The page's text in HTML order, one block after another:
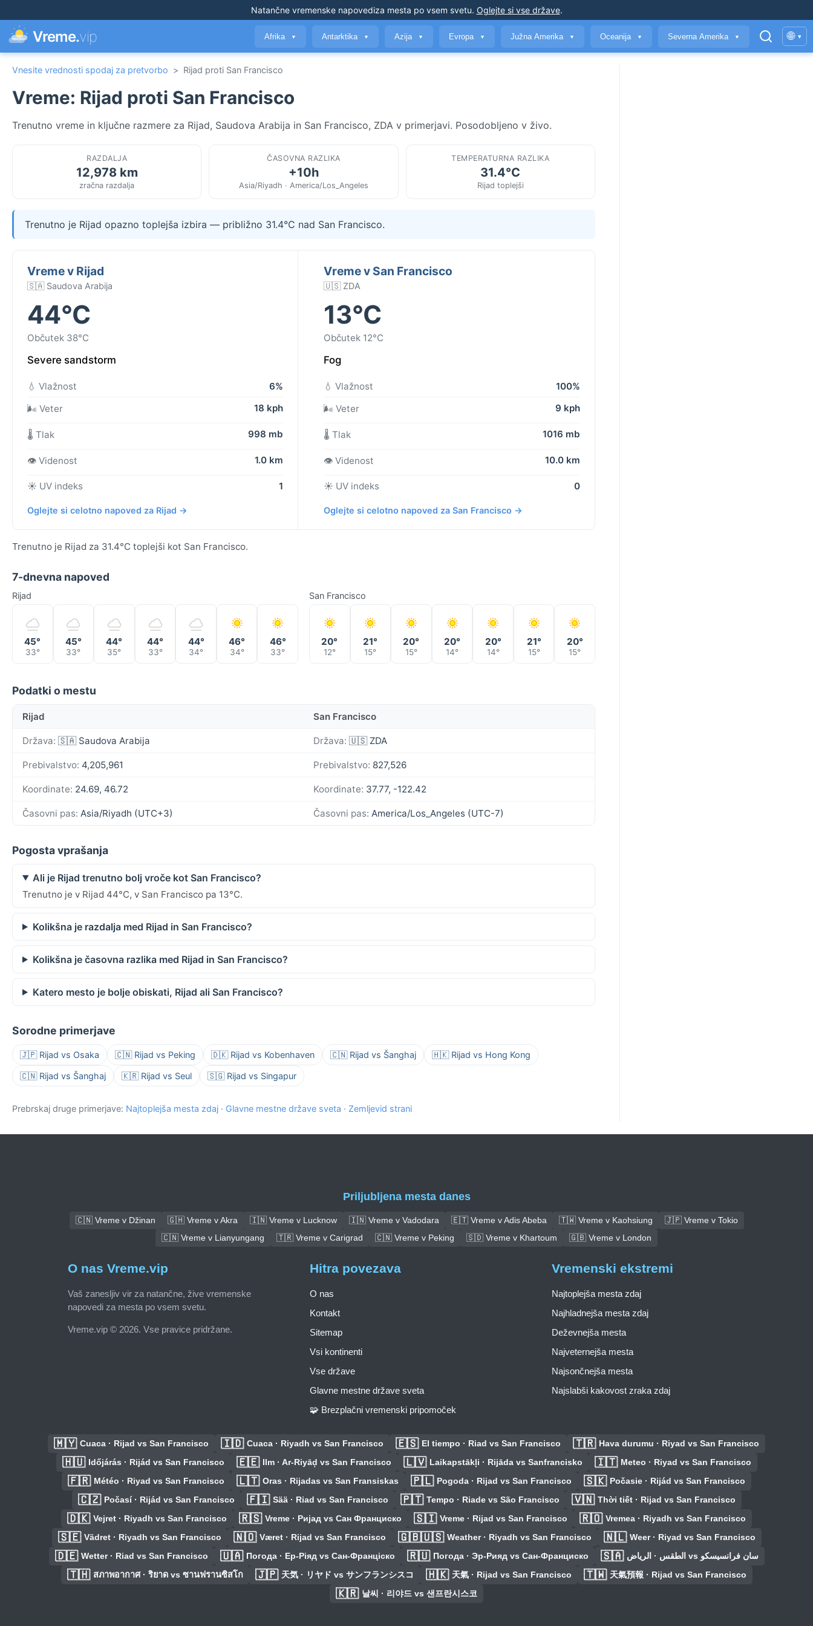
Natančne vremenske napovediza mesta po vsem svetu. Oglejte si vse države.
Vreme.vip Afrika ▼ Antarktika ▼ Azija ▼ Evropa ▼ Južna Amerika ▼ Oceanija ▼ Severna Amerika ▼ 🌐 ▾
Vnesite vrednosti spodaj za pretvorbo > Rijad proti San Francisco
Vreme: Rijad proti San Francisco
Trenutno vreme in ključne razmere za Rijad, Saudova Arabija in San Francisco, ZDA v primerjavi. Posodobljeno v živo.
RAZDALJA
12,978 km
zračna razdalja
ČASOVNA RAZLIKA
+10h
Asia/Riyadh · America/Los_Angeles
TEMPERATURNA RAZLIKA
31.4°C
Rijad toplejši
Trenutno je Rijad opazno toplejša izbira — približno 31.4°C nad San Francisco.
Vreme v Rijad
🇸🇦 Saudova Arabija
44°C
Občutek 38°C
Severe sandstorm
💧 Vlažnost
6%
🌬️ Veter
18 kph
🌡️ Tlak 998 mb
👁️ Videnost 1.0 km
☀️ UV indeks 1
Oglejte si celotno napoved za Rijad →
Vreme v San Francisco
🇺🇸 ZDA
13°C
Občutek 12°C
Fog
💧 Vlažnost
100%
🌬️ Veter
9 kph
🌡️ Tlak 1016 mb
👁️ Videnost 10.0 km
☀️ UV indeks 0
Oglejte si celotno napoved za San Francisco →
Trenutno je Rijad za 31.4°C toplejši kot San Francisco.
7-dnevna napoved
Rijad
45°
33°
45°
33°
44°
35°
44°
33°
44°
34°
46°
34°
46°
33°
San Francisco
20°
12°
21°
15°
20°
15°
20°
14°
20°
14°
21°
15°
20°
15°
Podatki o mestu
Rijad San Francisco
Država: 🇸🇦 Saudova Arabija Država: 🇺🇸 ZDA
Prebivalstvo: 4,205,961 Prebivalstvo: 827,526
Koordinate: 24.69, 46.72 Koordinate: 37.77, -122.42
Časovni pas: Asia/Riyadh (UTC+3) Časovni pas: America/Los_Angeles (UTC-7)
Pogosta vprašanja
Ali je Rijad trenutno bolj vroče kot San Francisco?
Trenutno je v Rijad 44°C, v San Francisco pa 13°C.
Kolikšna je razdalja med Rijad in San Francisco?
Kolikšna je časovna razlika med Rijad in San Francisco?
Katero mesto je bolje obiskati, Rijad ali San Francisco?
Sorodne primerjave
🇯🇵 Rijad vs Osaka 🇨🇳 Rijad vs Peking 🇩🇰 Rijad vs Kobenhaven 🇨🇳 Rijad vs Šanghaj 🇭🇰 Rijad vs Hong Kong
🇨🇳 Rijad vs Šanghaj 🇰🇷 Rijad vs Seul 🇸🇬 Rijad vs Singapur
Prebrskaj druge primerjave: Najtoplejša mesta zdaj · Glavne mestne države sveta · Zemljevid strani
Priljubljena mesta danes
🇨🇳 Vreme v Džinan 🇬🇭 Vreme v Akra 🇮🇳 Vreme v Lucknow 🇮🇳 Vreme v Vadodara 🇪🇹 Vreme v Adis Abeba 🇹🇼 Vreme v Kaohsiung
🇯🇵 Vreme v Tokio
🇨🇳 Vreme v Lianyungang
🇹🇷 Vreme v Carigrad 🇨🇳 Vreme v Peking 🇸🇩 Vreme v Khartoum 🇬🇧 Vreme v London
O nas Vreme.vip
Vaš zanesljiv vir za natančne, žive vremenske
napovedi za mesta po vsem svetu.
Vreme.vip © 2026. Vse pravice pridržane.
Hitra povezava
O nas
Kontakt
Sitemap
Vsi kontinenti
Vse države
Glavne mestne države sveta
🧩 Brezplačni vremenski pripomoček
Vremenski ekstremi
Najtoplejša mesta zdaj
Najhladnejša mesta zdaj
Deževnejša mesta
Najveternejša mesta
Najsončnejša mesta
Najslabši kakovost zraka zdaj
🇲🇾 Cuaca · Rijad vs San Francisco 🇮🇩 Cuaca · Riyadh vs San Francisco 🇪🇸 El tiempo · Riad vs San Francisco 🇹🇷 Hava durumu · Riyad vs San Francisco
🇭🇺 Időjárás · Rijád vs San Francisco 🇪🇪 Ilm · Ar-Riyāḑ vs San Francisco 🇱🇻 Laikapstākļi · Rijāda vs Sanfrancisko 🇮🇹 Meteo · Riyad vs San Francisco
🇫🇷 Météo · Riyad vs San Francisco 🇱🇹 Oras · Rijadas vs San Fransiskas 🇵🇱 Pogoda · Rijad vs San Francisco 🇸🇰 Počasie · Rijád vs San Francisco
🇨🇿 Počasí · Rijád vs San Francisco 🇫🇮 Sää · Riad vs San Francisco 🇵🇹 Tempo · Riade vs São Francisco 🇻🇳 Thời tiết · Rijad vs San Francisco
🇩🇰 Vejret · Riyadh vs San Francisco 🇷🇸 Vreme · Ријад vs Сан Франциско 🇸🇮 Vreme · Rijad vs San Francisco 🇷🇴 Vremea · Riyadh vs San Francisco
🇸🇪 Vädret · Riyadh vs San Francisco 🇳🇴 Været · Rijad vs San Francisco 🇬🇧🇺🇸 Weather · Riyadh vs San Francisco 🇳🇱 Weer · Riyad vs San Francisco
🇩🇪 Wetter · Riad vs San Francisco 🇺🇦 Погода · Ер-Ріяд vs Сан-Франціско 🇷🇺 Погода · Эр-Рияд vs Сан-Франциско 🇸🇦 الطقس · الرياض vs سان فرانسيسكو
🇹🇭 สภาพอากาศ · ริยาด vs ซานฟรานซิสโก 🇯🇵 天気 · リヤド vs サンフランシスコ 🇭🇰 天氣 · Rijad vs San Francisco 🇹🇼 天氣預報 · Rijad vs San Francisco
🇰🇷 날씨 · 리야드 vs 샌프란시스코